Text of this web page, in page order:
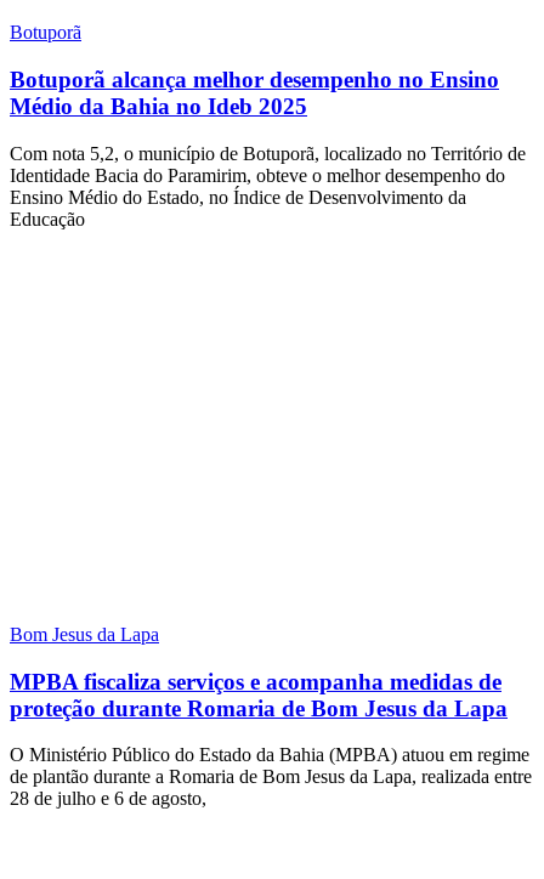
Botuporã
Botuporã alcança melhor desempenho no Ensino
Médio da Bahia no Ideb 2025
Com nota 5,2, o município de Botuporã, localizado no Território de
Identidade Bacia do Paramirim, obteve o melhor desempenho do
Ensino Médio do Estado, no Índice de Desenvolvimento da
Educação
Bom Jesus da Lapa
MPBA fiscaliza serviços e acompanha medidas de
proteção durante Romaria de Bom Jesus da Lapa
O Ministério Público do Estado da Bahia (MPBA) atuou em regime
de plantão durante a Romaria de Bom Jesus da Lapa, realizada entre
28 de julho e 6 de agosto,